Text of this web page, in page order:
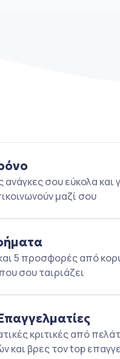
ανάγκες σου εύκολα και
μαζί σου
5 προσφορές από
σου ταιριάζει
κριτικές από
και βρες τον top